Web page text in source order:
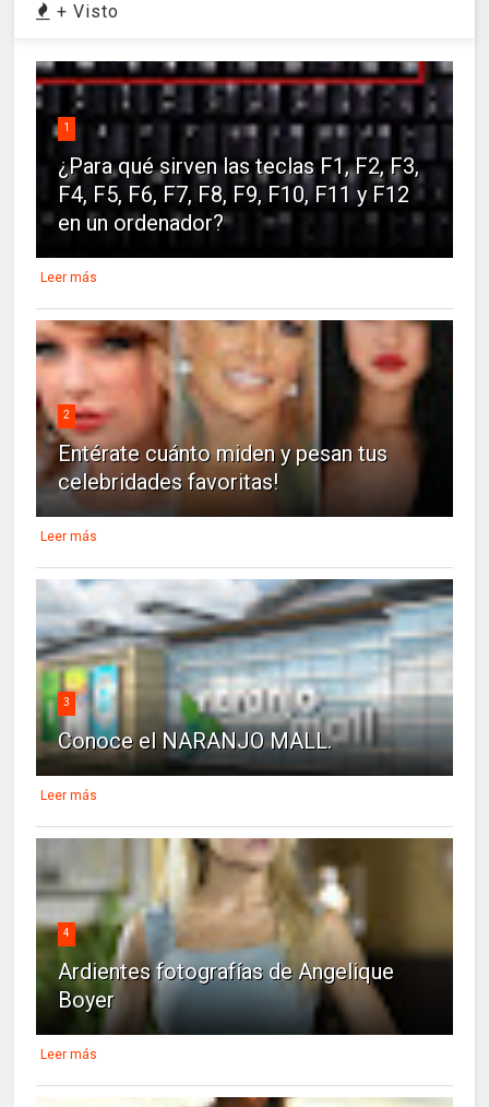
+ Visto
1
¿Para qué sirven las teclas F1, F2, F3,
F4, F5, F6, F7, F8, F9, F10, F11 y F12
en un ordenador?
Leer más
2
Entérate cuánto miden y pesan tus
celebridades favoritas!
Leer más
3
Conoce el NARANJO MALL.
Leer más
4
Ardientes fotografías de Angelique
Boyer
Leer más